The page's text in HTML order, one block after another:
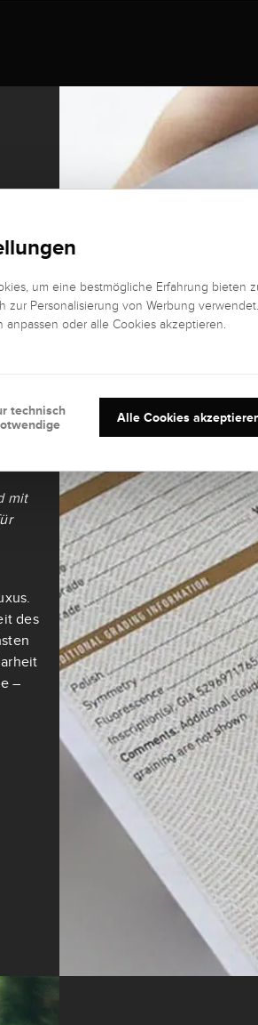
mit
des
–
um eine bestmögliche Erfahrung bieten
zur Personalisierung von Werbung verwendet.
oder alle Cookies akzeptieren.
Alle Cookies
technisch